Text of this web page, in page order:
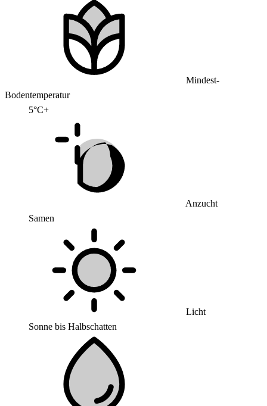
Mindest-
Bodentemperatur
5°C+
Anzucht
Samen
Licht
Sonne bis Halbschatten